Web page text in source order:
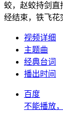
蛟，赵蛟持剑
经结束，铁飞花
视频详细
主题曲
经典台词
播出时间
百度
不能播放